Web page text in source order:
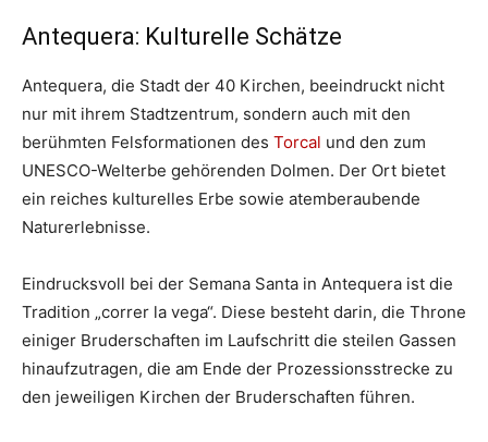
Antequera: Kulturelle Schätze
Antequera, die Stadt der 40 Kirchen, beeindruckt nicht
nur mit ihrem Stadtzentrum, sondern auch mit den
berühmten Felsformationen des Torcal und den zum
UNESCO-Welterbe gehörenden Dolmen. Der Ort bietet
ein reiches kulturelles Erbe sowie atemberaubende
Naturerlebnisse.
Eindrucksvoll bei der Semana Santa in Antequera ist die
Tradition „correr la vega“. Diese besteht darin, die Throne
einiger Bruderschaften im Laufschritt die steilen Gassen
hinaufzutragen, die am Ende der Prozessionsstrecke zu
den jeweiligen Kirchen der Bruderschaften führen.